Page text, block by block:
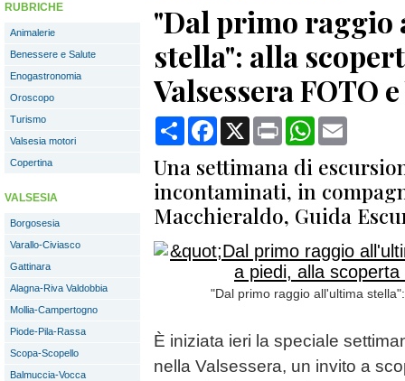
RUBRICHE
Animalerie
Benessere e Salute
Enogastronomia
Oroscopo
Turismo
Valsesia motori
Copertina
VALSESIA
Borgosesia
Varallo-Civiasco
Gattinara
Alagna-Riva Valdobbia
Mollia-Campertogno
Piode-Pila-Rassa
Scopa-Scopello
Balmuccia-Vocca
"Dal primo
stella": alla
Valsessera FOTO
CondividiFacebook
X Print WhatsApp
Una settimana di
incontaminati, in
Macchieraldo, Guida
"Dal primo raggio all'ultima
È iniziata ieri la speciale
nella Valsessera, un invito a